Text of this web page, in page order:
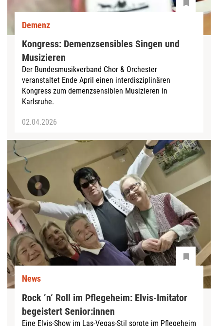
Demenz
Kongress: Demenzsensibles Singen und
Musizieren
Der Bundesmusikverband Chor & Orchester
veranstaltet Ende April einen interdisziplinären
Kongress zum demenzsensiblen Musizieren in
Karlsruhe.
02.04.2026
News
Rock ’n‘ Roll im Pflegeheim: Elvis-Imitator
begeistert Senior:innen
Eine Elvis-Show im Las-Vegas-Stil sorgte im Pflegeheim